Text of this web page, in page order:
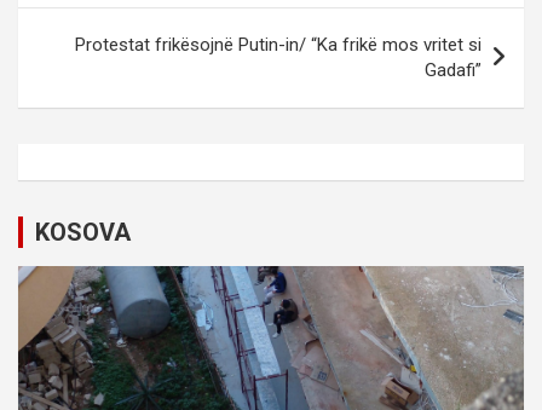
a
a
i
o
Protestat frikësojnë Putin-in/ “Ka frikë mos vritet si
Gadafi”
KOSOVA